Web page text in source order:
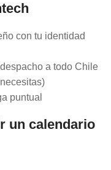
con tu identidad
a todo Chile
puntual
un calendario